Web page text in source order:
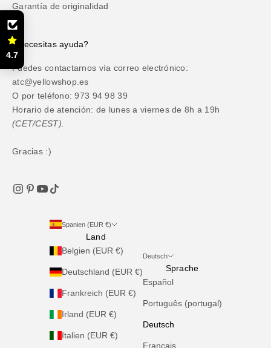
Garantía de originalidad
¿Necesitas ayuda?
Puedes contactarnos vía correo electrónico:
atc@yellowshop.es
O por teléfono: 973 94 98 39
Horario de atención: de lunes a viernes de 8h a 19h
(CET/CEST).
Gracias :)
Spanien (EUR €)
Land
Belgien (EUR €)
Deutschland (EUR €)
Frankreich (EUR €)
Irland (EUR €)
Italien (EUR €)
Deutsch
Sprache
Español
Português (portugal)
Deutsch
Français
4.7